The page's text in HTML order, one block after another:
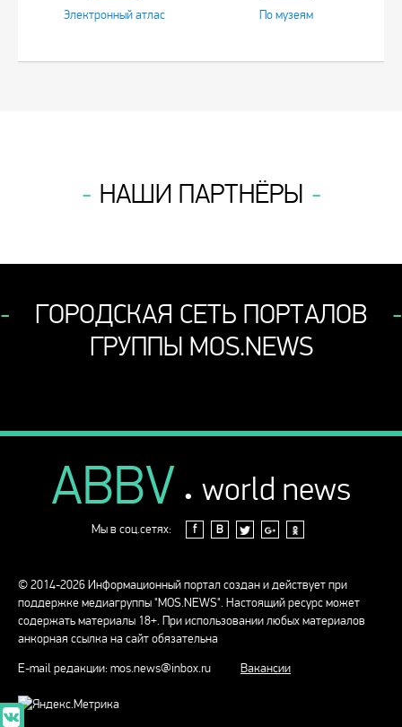
Электронный атлас По музеям
НАШИ ПАРТНЁРЫ
ГОРОДСКАЯ СЕТЬ ПОРТАЛОВ
ГРУППЫ MOS.NEWS
ABBV . world news
Мы в соц.сетях: f В
© 2014-2026 Информационный портал создан и действует при
поддержке медиагруппы "MOS.NEWS". Настоящий ресурс может
содержать материалы 18+. При использовании любых материалов
анкорная ссылка на сайт обязательна
E-mail редакции:mos.news@inbox.ru Вакансии